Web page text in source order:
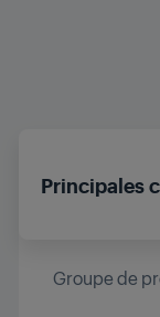
Principales
Groupe de